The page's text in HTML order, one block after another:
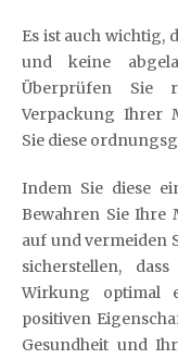
Es ist auch wichtig,
und keine
Überprüfen Sie
Verpackung Ihrer
Sie diese
Indem Sie diese
Bewahren Sie Ihre
auf und vermeiden
sicherstellen,
Wirkung optimal
positiven
Gesundheit und